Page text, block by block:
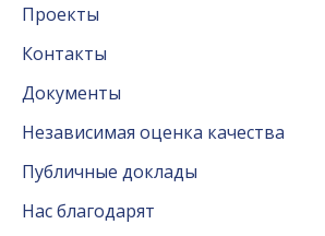
Проекты
Контакты
Документы
Независимая оценка качества
Публичные доклады
Нас благодарят